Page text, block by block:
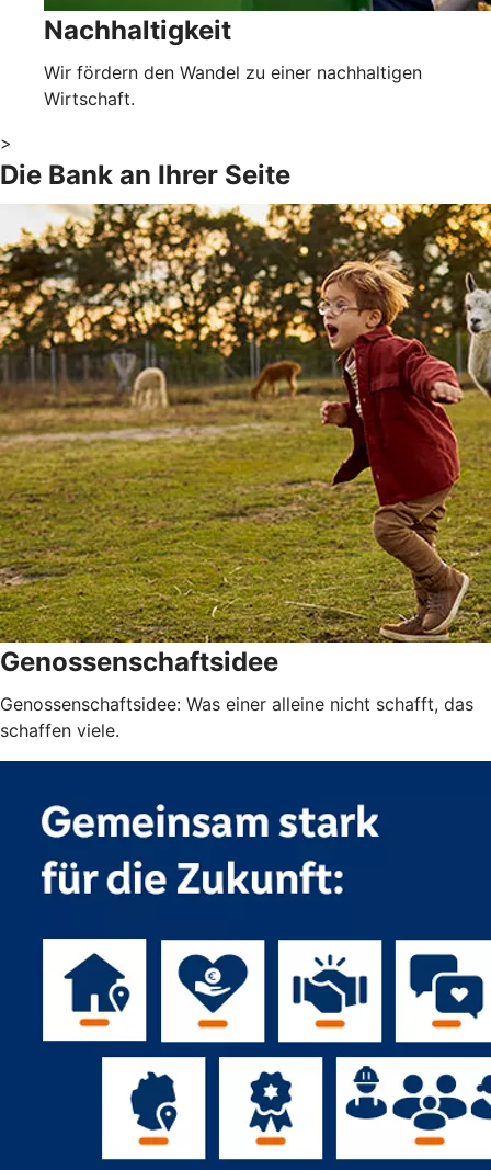
Nachhaltigkeit
Wir fördern den Wandel zu einer nachhaltigen
Wirtschaft.
>
Die Bank an Ihrer Seite
Genossenschaftsidee
Genossenschaftsidee: Was einer alleine nicht schafft, das
schaffen viele.